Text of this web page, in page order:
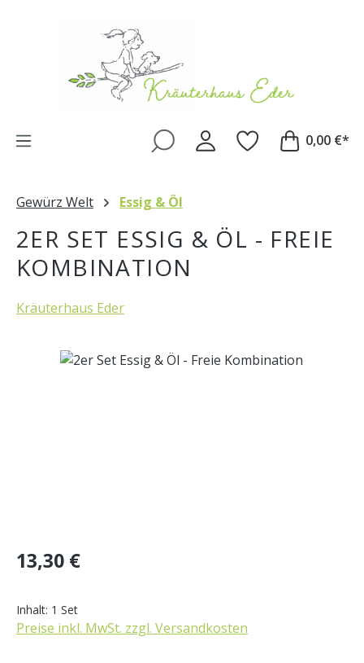
0,00 €*
Gewürz Welt Essig & Öl
2ER SET ESSIG & ÖL - FREIE
KOMBINATION
Kräuterhaus Eder
Bildergalerie überspringen
Regulärer Preis:
13,30 €
Inhalt: 1 Set
Preise inkl. MwSt. zzgl. Versandkosten